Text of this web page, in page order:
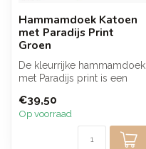
Hammamdoek Katoen
met Paradijs Print
Groen
De kleurrijke hammamdoek
met Paradijs print is een
doe...
€39,50
Op voorraad